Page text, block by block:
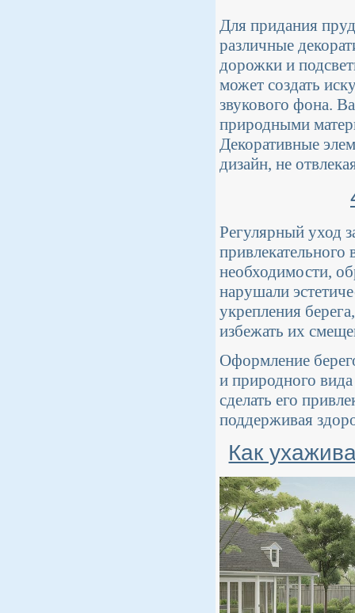
Для придания
различные
дорожки и
может создать
звукового фона.
природными
Декоративные
дизайн, не
Регулярный уход
необходимости,
нарушали
укрепления
избежать их
Оформление
и природного
сделать его
поддерживая
Как